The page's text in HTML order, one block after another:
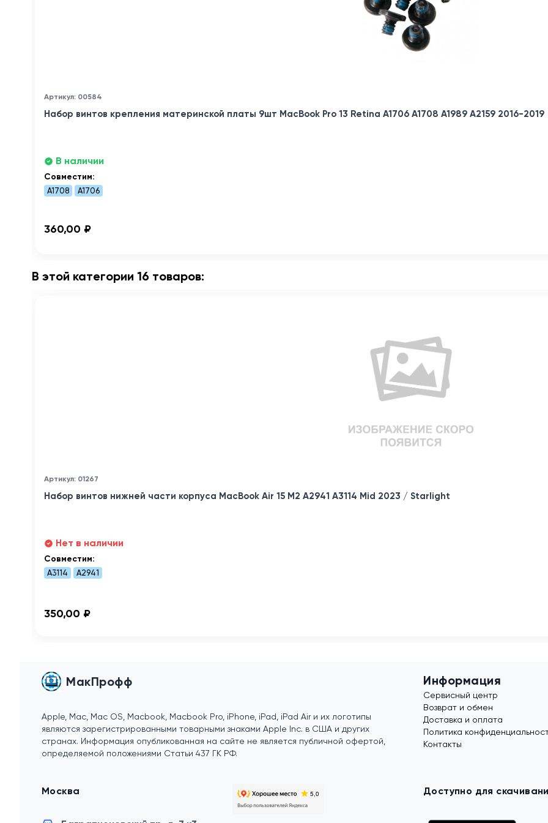
Артикул: 00584
Набор винтов крепления материнской платы 9шт MacBook Pro 13 Retina A1706 A1708 A1989 A2159 2016-2019
В наличии
Совместим:
A1708 A1706
360,00 ₽
В этой категории 16 товаров:
Артикул: 01267
Набор винтов нижней части корпуса MacBook Air 15 M2 A2941 A3114 Mid 2023 / Starlight
Нет в наличии
Совместим:
A3114 A2941
350,00 ₽
МакПрофф
Apple, Mac, Mac OS, Macbook, Macbook Pro, iPhone, iPad, iPad Air и их логотипы
являются зарегистрированными товарными знаками Apple Inc. в США и других
странах. Информация опубликованная на сайте не является публичной офертой,
определяемой положениями Статьи 437 ГК РФ.
Информация
Сервисный центр
Возврат и обмен
Доставка и оплата
Политика
Контакты
Москва Доступно для